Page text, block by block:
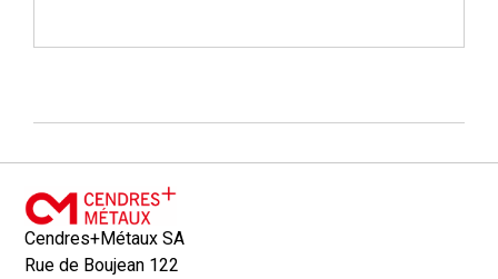
Cendres+Métaux SA
Rue de Boujean 122